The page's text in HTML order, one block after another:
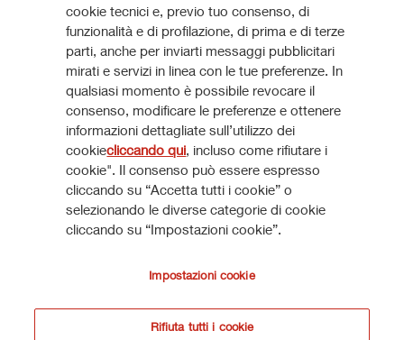
Reinforcing market position in Italy 304 KB
VEDI TUTTE
Come aderire
Le informazioni e i documenti presenti in questa sezione del
presente sito internet non possono essere inviati, né in
qualsiasi modo trasmessi, o comunque distribuiti,
direttamente o indirettamente, negli Altri Paesi o a soggetti
residenti, domiciliati o attualmente ubicati nel Regno Unito
diversi dai Soggetti Rilevanti. Chiunque riceva i suddetti
documenti e/o informazioni non dovrà distribuirli, inviarli o
spedirli negli Altri Paesi a soggetti residenti, domiciliati o
attualmente ubicati nel Regno Unito diversi dai Soggetti
Rilevanti.
Non accetto
*Dichiaro sotto la mia piena responsabilità di (i) non essere
cookie tecnici e, previo tuo consenso, di
funzionalità e di profilazione, di prima e di terze
parti, anche per inviarti messaggi pubblicitari
mirati e servizi in linea con le tue preferenze. In
qualsiasi momento è possibile revocare il
consenso, modificare le preferenze e ottenere
informazioni dettagliate sull’utilizzo dei
cookiecliccando qui, incluso come rifiutare i
cookie". Il consenso può essere espresso
cliccando su “Accetta tutti i cookie” o
selezionando le diverse categorie di cookie
cliccando su “Impostazioni cookie”.
Impostazioni cookie
Rifiuta tutti i cookie